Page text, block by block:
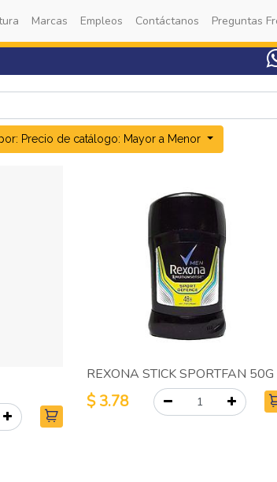
Marcas Empleos Contáctanos Preguntas
Precio de catálogo: Mayor a Menor
REXONA STICK SPORTFAN 50G
$3.78